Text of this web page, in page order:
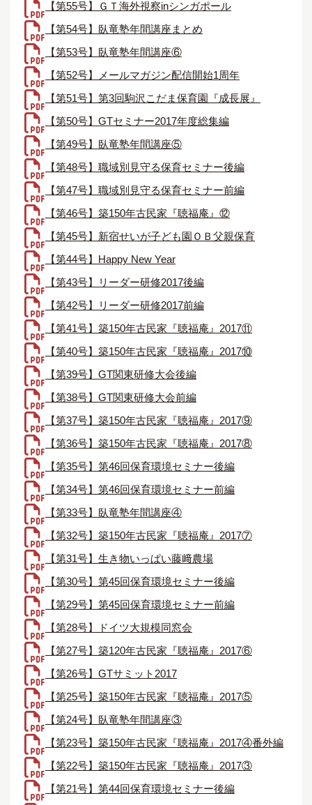
【第55号】ＧＴ海外視察inシンガポール
【第54号】臥竜塾年間講座まとめ
【第53号】臥竜塾年間講座⑥
【第52号】メールマガジン配信開始1周年
【第51号】第3回駒沢こだま保育園『成長展』
【第50号】GTセミナー2017年度総集編
【第49号】臥竜塾年間講座⑤
【第48号】職域別見守る保育セミナー後編
【第47号】職域別見守る保育セミナー前編
【第46号】築150年古民家『聴福庵』⑫
【第45号】新宿せいが子ども園ＯＢ父親保育
【第44号】Happy New Year
【第43号】リーダー研修2017後編
【第42号】リーダー研修2017前編
【第41号】築150年古民家『聴福庵』2017⑪
【第40号】築150年古民家『聴福庵』2017⑩
【第39号】GT関東研修大会後編
【第38号】GT関東研修大会前編
【第37号】築150年古民家『聴福庵』2017⑨
【第36号】築150年古民家『聴福庵』2017⑧
【第35号】第46回保育環境セミナー後編
【第34号】第46回保育環境セミナー前編
【第33号】臥竜塾年間講座④
【第32号】築150年古民家『聴福庵』2017⑦
【第31号】生き物いっぱい藤﨑農場
【第30号】第45回保育環境セミナー後編
【第29号】第45回保育環境セミナー前編
【第28号】ドイツ大規模同窓会
【第27号】築120年古民家『聴福庵』2017⑥
【第26号】GTサミット2017
【第25号】築150年古民家『聴福庵』2017⑤
【第24号】臥竜塾年間講座③
【第23号】築150年古民家『聴福庵』2017④番外編
【第22号】築150年古民家『聴福庵』2017③
【第21号】第44回保育環境セミナー後編